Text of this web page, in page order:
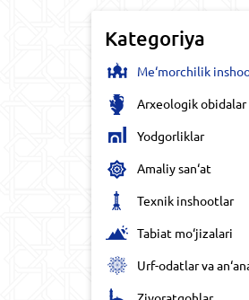
Kategoriya
Me‘morchilik
Arxeologik obidalar
Yodgorliklar
Amaliy san‘at
Texnik inshootlar
Tabiat mo‘jizalari
Urf-odatlar va